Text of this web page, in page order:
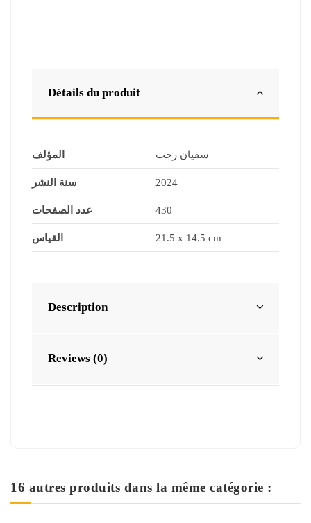
Détails du produit
المؤلف سفيان رجب
سنة النشر 2024
عدد الصفحات 430
القياس 21.5 x 14.5 cm
Description
Reviews (0)
16 autres produits dans la même catégorie :